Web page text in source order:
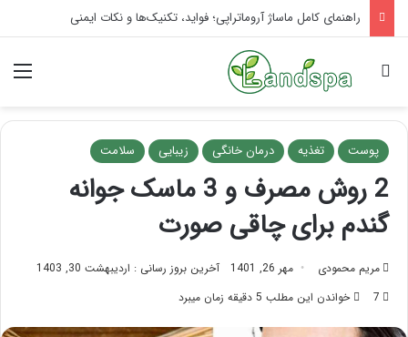
تاثیر ماساژ بر افسردگی؛ با ماساژ درمانی افسردگی را درمان کنید!
جستجو برای
پوست تغذیه درمان خانگی زیبایی سلامت
2 روش مصرف و 3 ماسک جوانه
گندم برای چاقی صورت
مریم محمودی مهر 26, 1401
آخرین بروز رسانی : اردیبهشت 30, 1403
7
خواندن این مطلب 5 دقیقه زمان میبرد